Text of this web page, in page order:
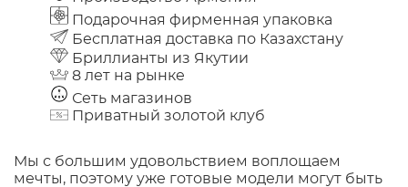
Подарочная фирменная упаковка
Бесплатная доставка по Казахстану
Бриллианты из Якутии
8 лет на рынке
Сеть магазинов
Приватный золотой клуб
Мы с большим удовольствием воплощаем
мечты, поэтому уже готовые модели могут быть